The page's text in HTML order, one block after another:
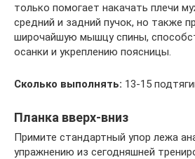
только помогает накачать плечи
средний и задний пучок, но также
широчайшую мышцу спины,
осанки и укреплению поясницы.
Сколько выполнять: 13-15
Планка вверх-вниз
Примите стандартный упор лежа
упражнению из сегодняшней